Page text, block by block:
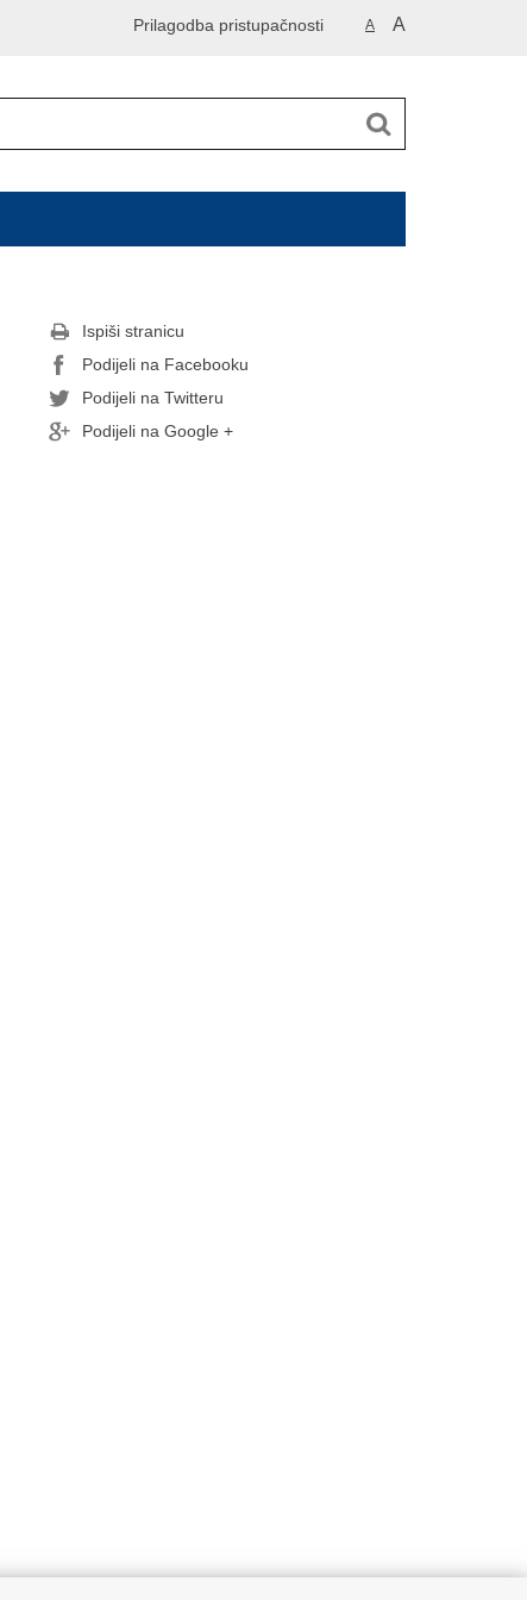
A A
Prilagodba pristupačnosti
Ispiši stranicu
Podijeli na Facebooku
Podijeli na Twitteru
Podijeli na Google +